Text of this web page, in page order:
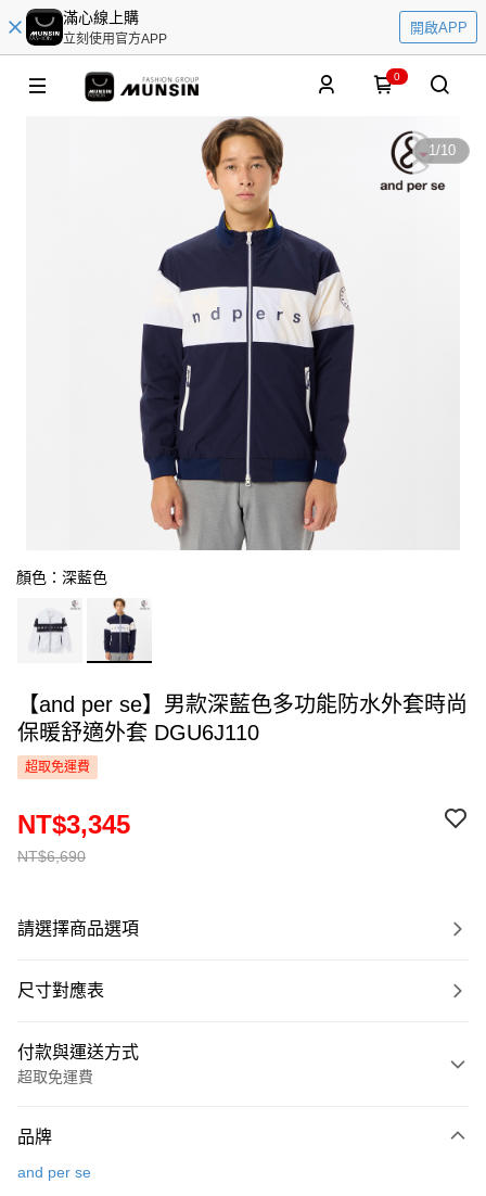
滿心線上購
立刻使用官方APP
開啟APP
0
1/10
顏色：深藍色
【and per se】男款深藍色多功能防水外套時尚
保暖舒適外套 DGU6J110
超取免運費
NT$6,690
NT$3,345
請選擇商品選項
尺寸對應表
付款與運送方式
超取免運費
信用卡一次付款
品牌
and per se